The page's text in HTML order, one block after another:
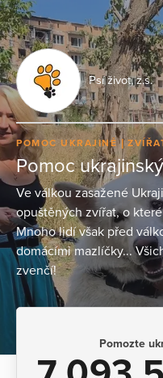
Psí život, z.s.
POMOC UKRAJINĚ
Pomoc
Ve válkou zasažené
opuštěných zvířat, o
Mnoho lidí však před
domácími mazlíčky...
zvenčí!
Pomozte